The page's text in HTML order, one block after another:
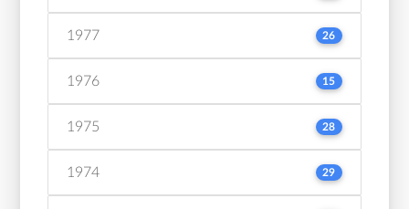
1977 26
1976 15
1975 28
1974 29